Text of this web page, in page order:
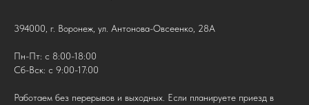
394000, г. Воронеж, ул. Антонова-Овсеенко, 28А
Пн-Пт: с 8:00-18:00
Сб-Вск: с 9:00-17:00
Работаем без перерывов и выходных. Если планируете приезд в